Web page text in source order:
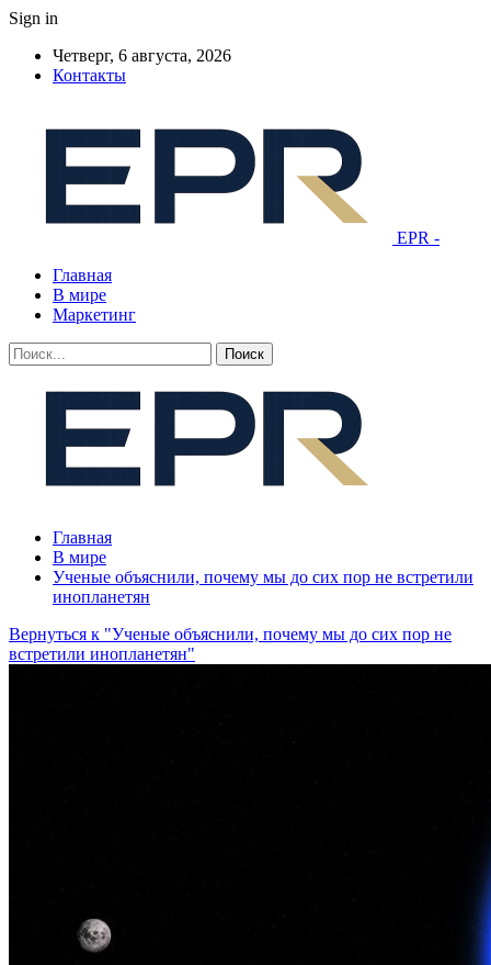
Sign in
Четверг, 6 августа, 2026
Контакты
EPR -
Главная
В мире
Маркетинг
Главная
В мире
Ученые объяснили, почему мы до сих пор не встретили
инопланетян
Вернуться к "Ученые объяснили, почему мы до сих пор не
встретили инопланетян"